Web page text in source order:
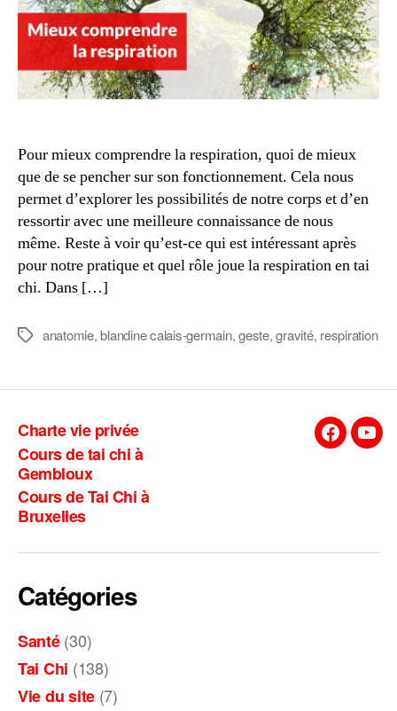
Pour mieux comprendre la respiration, quoi de mieux
que de se pencher sur son fonctionnement. Cela nous
permet d’explorer les possibilités de notre corps et d’en
ressortir avec une meilleure connaissance de nous
même. Reste à voir qu’est-ce qui est intéressant après
pour notre pratique et quel rôle joue la respiration en tai
chi. Dans […]
Étiquettes
anatomie,blandine calais-germain,geste,gravité, respiration
Charte vie privée
Cours de tai chi à
Gembloux
Cours de Tai Chi à
Bruxelles
Facebook
Catégories
Santé(30)
Tai Chi (138)
Vie du site (7)